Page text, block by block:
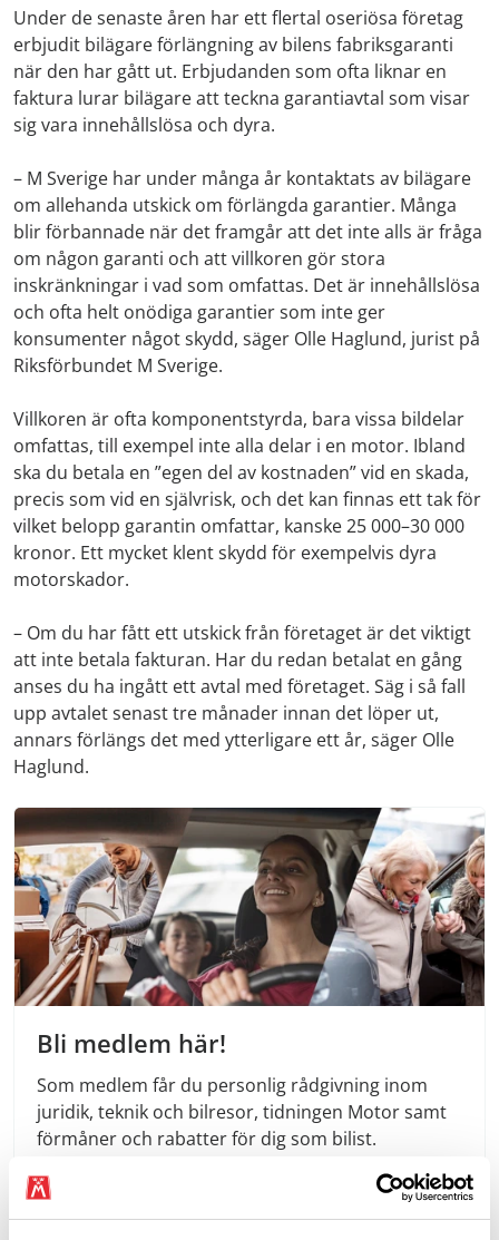
Under de senaste åren har ett flertal oseriösa företag
erbjudit bilägare förlängning av bilens fabriksgaranti
när den har gått ut. Erbjudanden som ofta liknar en
faktura lurar bilägare att teckna garantiavtal som visar
sig vara innehållslösa och dyra.
– M Sverige har under många år kontaktats av bilägare
om allehanda utskick om förlängda garantier. Många
blir förbannade när det framgår att det inte alls är fråga
om någon garanti och att villkoren gör stora
inskränkningar i vad som omfattas. Det är innehållslösa
och ofta helt onödiga garantier som inte ger
konsumenter något skydd, säger Olle Haglund, jurist på
Riksförbundet M Sverige.
Villkoren är ofta komponentstyrda, bara vissa bildelar
omfattas, till exempel inte alla delar i en motor. Ibland
ska du betala en ”egen del av kostnaden” vid en skada,
precis som vid en självrisk, och det kan finnas ett tak för
vilket belopp garantin omfattar, kanske 25 000–30 000
kronor. Ett mycket klent skydd för exempelvis dyra
motorskador.
– Om du har fått ett utskick från företaget är det viktigt
att inte betala fakturan. Har du redan betalat en gång
anses du ha ingått ett avtal med företaget. Säg i så fall
upp avtalet senast tre månader innan det löper ut,
annars förlängs det med ytterligare ett år, säger Olle
Haglund.
Bli medlem här!
Som medlem får du personlig rådgivning inom
juridik, teknik och bilresor, tidningen Motor samt
förmåner och rabatter för dig som bilist.